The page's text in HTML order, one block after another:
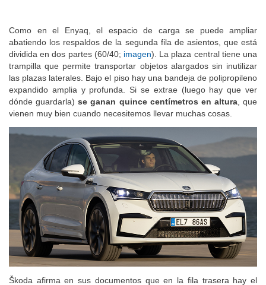
Como en el Enyaq, el espacio de carga se puede ampliar
abatiendo los respaldos de la segunda fila de asientos, que está
dividida en dos partes (60/40; imagen). La plaza central tiene una
trampilla que permite transportar objetos alargados sin inutilizar
las plazas laterales. Bajo el piso hay una bandeja de polipropileno
expandido amplia y profunda. Si se extrae (luego hay que ver
dónde guardarla)se ganan quince centímetros en altura, que
vienen muy bien cuando necesitemos llevar muchas cosas.
Škoda afirma en sus documentos que en la fila trasera hay el